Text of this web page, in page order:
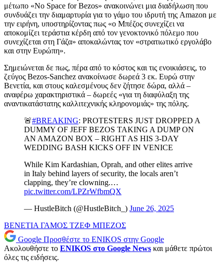
μέτωπο «No Space for Bezos» ανακοινώνει μια διαδήλωση που
συνδυάζει την διαμαρτυρία για το γάμο του ιδρυτή της Amazon με
την ειρήνη, υποστηρίζοντας πως «ο Μπέζος συνεχίζει να
αποκομίζει τεράστια κέρδη από τον γενοκτονικό πόλεμο που
συνεχίζεται στη Γάζα» αποκαλώντας τον «στρατιωτικό εργολάβο
και στην Ευρώπη».
Σημειώνεται δε πως, πέρα από το κόστος και τις ενοικιάσεις, το
ζεύγος Bezos-Sanchez ανακοίνωσε δωρεά 3 εκ. Ευρώ στην
Βενετία, και στους καλεσμένους δεν ζήτησε δώρα, αλλά –
αναφέρω χαρακτηριστικά – δωρεές «για τη διαφύλαξη της
αναντικατάστατης καλλιτεχνικής κληρονομιάς» της πόλης.
🚨#BREAKING: PROTESTERS JUST DROPPED A
DUMMY OF JEFF BEZOS TAKING A DUMP ON
AN AMAZON BOX – RIGHT AS HIS 3-DAY
WEDDING BASH KICKS OFF IN VENICE
While Kim Kardashian, Oprah, and other elites arrive
in Italy behind layers of security, the locals aren’t
clapping, they’re clowning.…
pic.twitter.com/LPZrWfbmQX
— HustleBitch (@HustleBitch_) June 26, 2025
ΒΕΝΕΤΙΑ ΓΑΜΟΣ ΤΖΕΦ ΜΠΕΖΟΣ
Google Προσθέστε το ENIKOS στην Google
Ακολουθήστε το ENIKOS στο Google News και μάθετε πρώτοι
όλες τις ειδήσεις.